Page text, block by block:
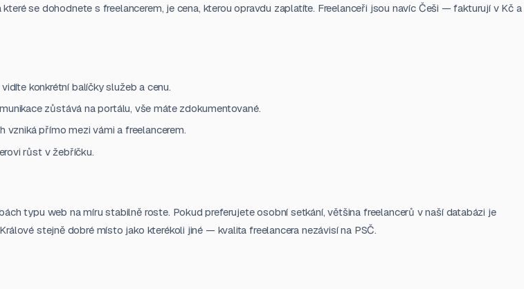
které se dohodnete s freelancerem, je cena, kterou opravdu zaplatíte. Freelanceři jsou navíc Češi — fakturují v Kč a
konkrétní balíčky služeb a cenu.
zůstává na portálu, vše máte zdokumentované.
přímo mezi vámi a freelancerem.
růst v žebříčku.
typu web na míru stabilně roste. Pokud preferujete osobní setkání, většina freelancerů v naší databázi je
stejně dobré místo jako kterékoli jiné — kvalita freelancera nezávisí na PSČ.